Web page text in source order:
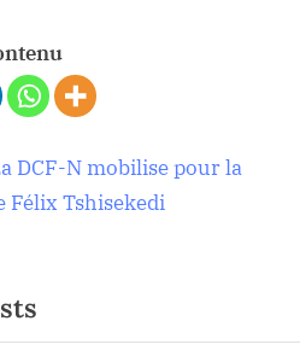
DCF-N mobilise pour la
Félix Tshisekedi